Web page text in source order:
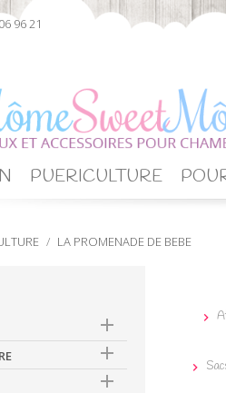
96 21
PUERICULTURE
LA PROMENADE DE BEBE




